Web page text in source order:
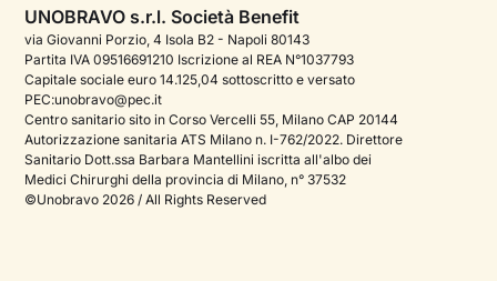
Podcast di psicologia
Corporate
Psicologo italiano all'estero
Approfondimenti sulla salute mentale
Sala stampa
Gestisci cookie
UNOBRAVO s.r.l. Società Benefit
via Giovanni Porzio, 4 Isola B2 - Napoli 80143
Partita IVA 09516691210 Iscrizione al REA N°1037793
Capitale sociale euro 14.125,04 sottoscritto e versato
PEC:unobravo@pec.it
Centro sanitario sito in Corso Vercelli 55, Milano CAP 20144
Autorizzazione sanitaria ATS Milano n. I-762/2022. Direttore
Sanitario Dott.ssa Barbara Mantellini iscritta all'albo dei
Medici Chirurghi della provincia di Milano, n° 37532
©Unobravo 2026 / All Rights Reserved